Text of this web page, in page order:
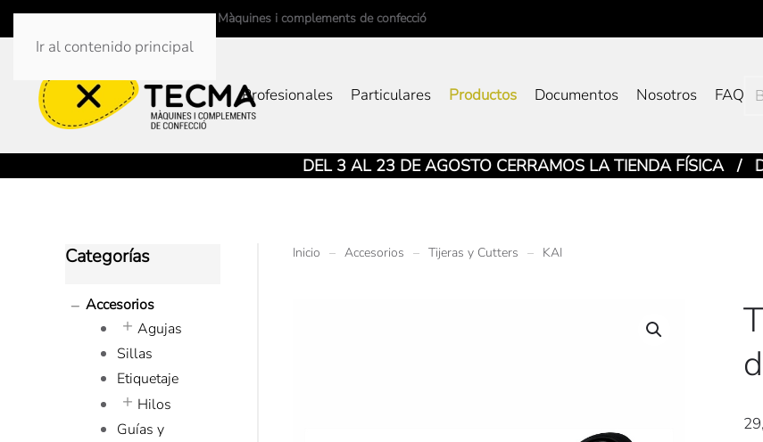
Ir al contenido principal
info@tecmaweb.net Màquines i complements de confecció
Profesionales Particulares Productos Documentos Nosotros FAQ
DEL 3 AL 23 DE AGOSTO CERRAMOS LA TIENDA FÍSICA /
Inicio Accesorios Tijeras y Cutters KAI
Categorías
Accesorios
Agujas
Sillas
Etiquetaje
Hilos
Guías y